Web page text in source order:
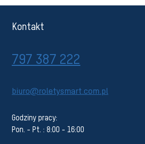
Kontakt
797 387 222
biuro@roletysmart.com.pl
Godziny pracy:
Pon. - Pt. : 8:00 - 16:00